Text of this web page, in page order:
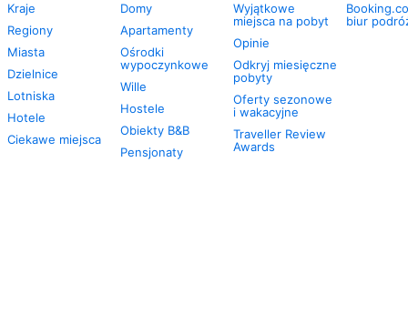
Kraje
Regiony
Miasta
Dzielnice
Lotniska
Hotele
Ciekawe miejsca
Domy
Apartamenty
Ośrodki
wypoczynkowe
Wille
Hostele
Obiekty B&B
Pensjonaty
Wyjątkowe
miejsca na pobyt
Opinie
Odkryj miesięczne
pobyty
Oferty sezonowe
i wakacyjne
Traveller Review
Awards
biur